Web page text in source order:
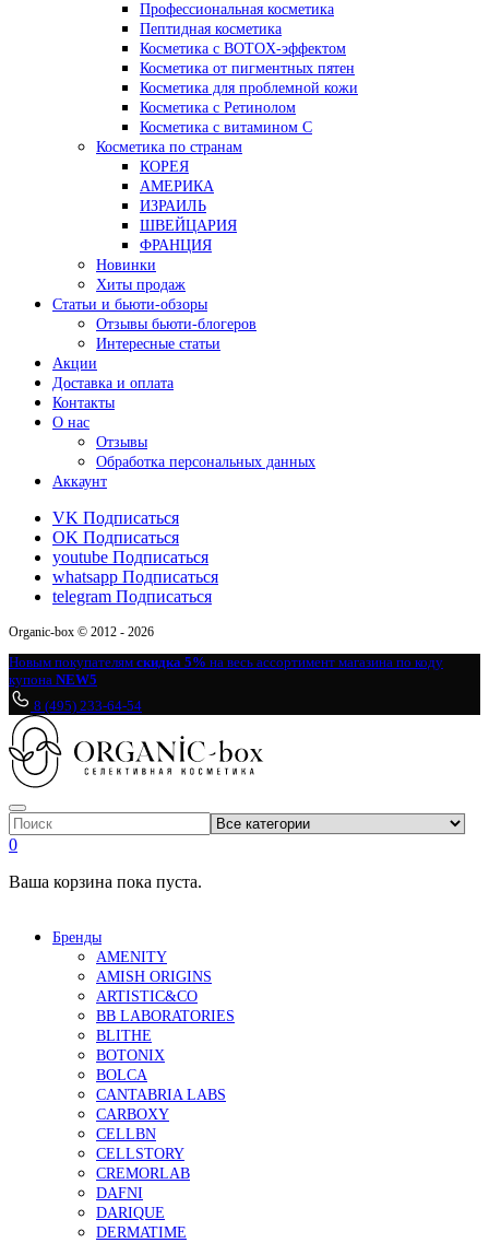
Профессиональная косметика
Пептидная косметика
Косметика с BOTOX-эффектом
Косметика от пигментных пятен
Косметика для проблемной кожи
Косметика с Ретинолом
Косметика с витамином С
Косметика по странам
КОРЕЯ
АМЕРИКА
ИЗРАИЛЬ
ШВЕЙЦАРИЯ
ФРАНЦИЯ
Новинки
Хиты продаж
Статьи и бьюти-обзоры
Отзывы бьюти-блогеров
Интересные статьи
Акции
Доставка и оплата
Контакты
О нас
Отзывы
Обработка персональных данных
Аккаунт
VK Подписаться
OK Подписаться
youtube Подписаться
whatsapp Подписаться
telegram Подписаться
Organic-box © 2012 - 2026
Новым покупателям скидка 5% на весь ассортимент магазина по коду
купона NEW5
8 (495) 233-64-54
0
Ваша корзина пока пуста.
Бренды
AMENITY
AMISH ORIGINS
ARTISTIC&CO
BB LABORATORIES
BLITHE
BOTONIX
BOLCA
CANTABRIA LABS
CARBOXY
CELLBN
CELLSTORY
CREMORLAB
DAFNI
DARIQUE
DERMATIME